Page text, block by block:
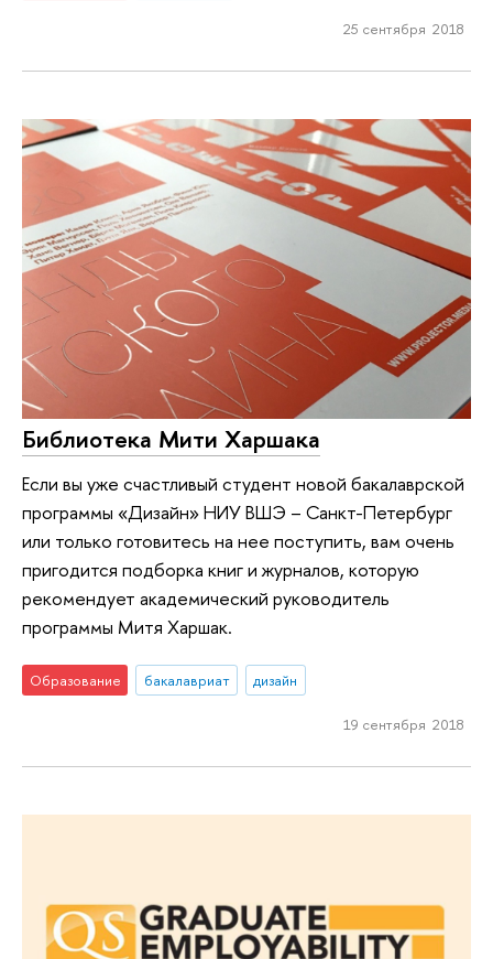
25 сентября 2018
Библиотека Мити Харшака
Если вы уже счастливый студент новой бакалаврской
программы «Дизайн» НИУ ВШЭ – Санкт-Петербург
или только готовитесь на нее поступить, вам очень
пригодится подборка книг и журналов, которую
рекомендует академический руководитель
программы Митя Харшак.
Образование бакалавриат дизайн
19 сентября 2018